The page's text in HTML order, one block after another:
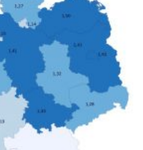
Ergebnis: Während Personen mit
(oberstes Quintil der Verteilung der
nur einen moderaten
am Gesamteinkommen
nahm die Belastung bei